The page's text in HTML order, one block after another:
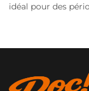
idéal pour des